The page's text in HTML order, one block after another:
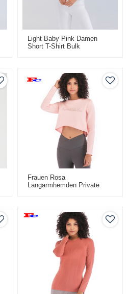
Light Baby Pink Damen
Short T-Shirt Bulk
Frauen Rosa
Langarmhemden Private